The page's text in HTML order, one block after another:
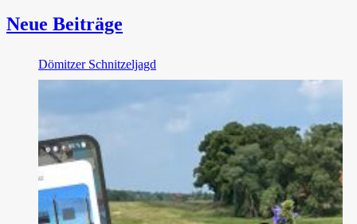
Neue Beiträge
Dömitzer Schnitzeljagd